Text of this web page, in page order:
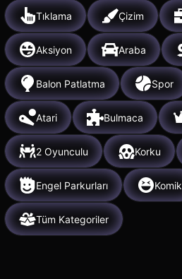
Tıklama Çizim
Aksiyon Araba
Balon Patlatma Spor
Atari Bulmaca
2 Oyunculu Korku
Engel Parkurları Komik
Tüm Kategoriler